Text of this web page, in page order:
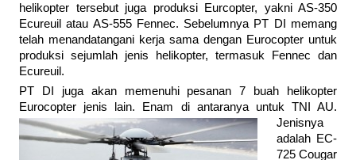
helikopter tersebut juga produksi Eurcopter, yakni AS-350
Ecureuil atau AS-555 Fennec. Sebelumnya PT DI memang
telah menandatangani kerja sama dengan Eurocopter untuk
produksi sejumlah jenis helikopter, termasuk Fennec dan
Ecureuil.
PT DI juga akan memenuhi pesanan 7 buah helikopter
Eurocopter jenis lain.
Enam di antaranya untuk TNI AU.
Jenisnya
adalah EC-
725 Cougar